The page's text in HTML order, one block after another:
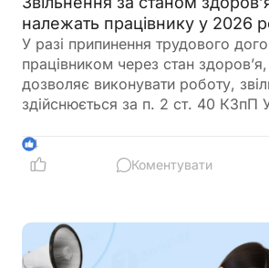
належать працівнику у 2026
У разі припинення трудового
працівником через стан
дозволяє виконувати роботу,
здійснюється за п. 2 ст. 40 КЗпП
провести з працівником повний
включає заробітну плату,
за середньомісячний заробіток,
збільшений колективним
4
Коментувати